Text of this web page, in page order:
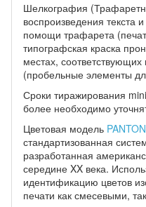
Шелкография
воспроизведения текста
помощи трафарета
типографская краска
местах,
(пробельные элементы
Сроки тиражирования
более необходимо
Цветовая модель
стандартизованная
разработанная
середине XX века.
идентификацию цветов
печати как смесевыми,